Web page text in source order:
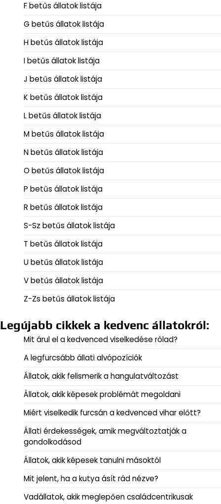
F betűs állatok listája
G betűs állatok listája
H betűs állatok listája
I betűs állatok listája
J betűs állatok listája
K betűs állatok listája
L betűs állatok listája
M betűs állatok listája
N betűs állatok listája
O betűs állatok listája
P betűs állatok listája
R betűs állatok listája
S-Sz betűs állatok listája
T betűs állatok listája
U betűs állatok listája
V betűs állatok listája
Z-Zs betűs állatok listája
Legújabb cikkek a kedvenc állatokról:
Mit árul el a kedvenced viselkedése rólad?
A legfurcsább állati alvópozíciók
Állatok, akik felismerik a hangulatváltozást
Állatok, akik képesek problémát megoldani
Miért viselkedik furcsán a kedvenced vihar előtt?
Állati érdekességek, amik megváltoztatják a
gondolkodásod
Állatok, akik képesek tanulni másoktól
Mit jelent, ha a kutya ásít rád nézve?
Vadállatok, akik meglepően családcentrikusak